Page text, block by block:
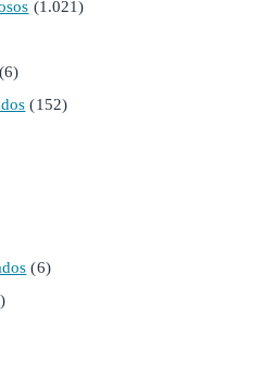
(1.021)
(6)
(152)
(6)